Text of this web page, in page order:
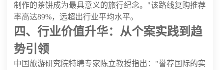
制作的茶饼成为最具意义的旅行纪念。"该路线复购推荐
率高达89%，远超出行业平均水平。
四、行业价值升华：从个案实践到趋
势引领
中国旅游研究院特聘专家陈立教授指出："誉荐国际的实